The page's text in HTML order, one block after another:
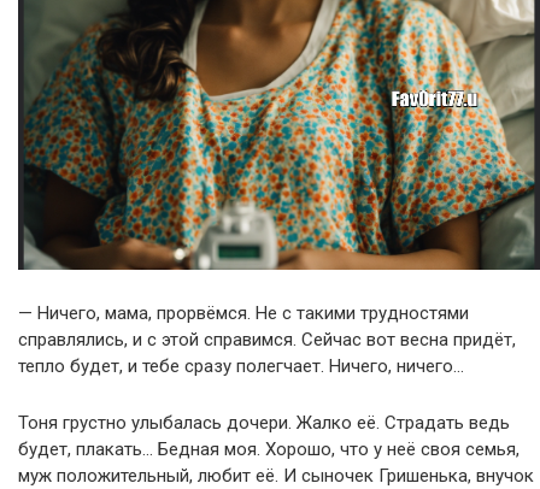
— Ничего, мама, прорвёмся. Не с такими трудностями
справлялись, и с этой справимся. Сейчас вот весна придёт,
тепло будет, и тебе сразу полегчает. Ничего, ничего…
Тоня грустно улыбалась дочери. Жалко её. Страдать ведь
будет, плакать… Бедная моя. Хорошо, что у неё своя семья,
муж положительный, любит её. И сыночек Гришенька, внучок